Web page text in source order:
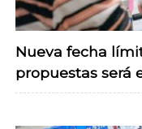
Nueva fecha
propuestas será